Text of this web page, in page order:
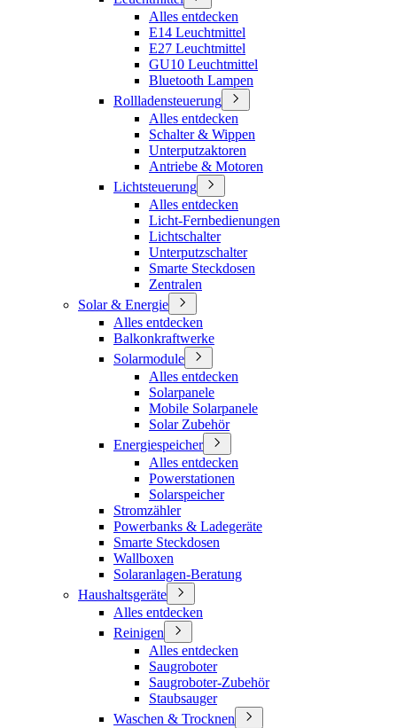
Alles entdecken
E14 Leuchtmittel
E27 Leuchtmittel
GU10 Leuchtmittel
Bluetooth Lampen
Rollladensteuerung
Alles entdecken
Schalter & Wippen
Unterputzaktoren
Antriebe & Motoren
Lichtsteuerung
Alles entdecken
Licht-Fernbedienungen
Lichtschalter
Unterputzschalter
Smarte Steckdosen
Zentralen
Solar & Energie
Alles entdecken
Balkonkraftwerke
Solarmodule
Alles entdecken
Solarpanele
Mobile Solarpanele
Solar Zubehör
Energiespeicher
Alles entdecken
Powerstationen
Solarspeicher
Stromzähler
Powerbanks & Ladegeräte
Smarte Steckdosen
Wallboxen
Solaranlagen-Beratung
Haushaltsgeräte
Alles entdecken
Reinigen
Alles entdecken
Saugroboter
Saugroboter-Zubehör
Staubsauger
Waschen & Trocknen